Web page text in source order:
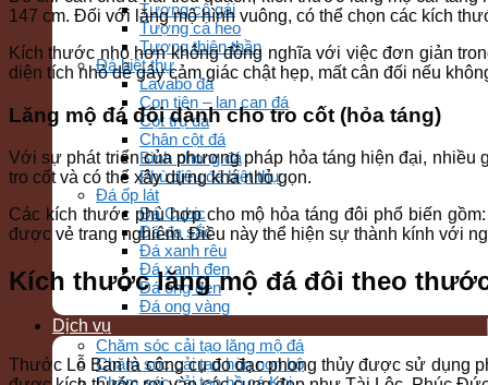
Tượng cô gái
Tượng cá heo
Tượng thiên thần
Đá biệt thự
Lavabo đá
Con tiện – lan can đá
Cột trụ đá
Chân cột đá
Bình phong đá
Phù điêu đá biệt thự
Đá ốp lát
Đá Cubic
Đá đa sắc
Đá xanh rêu
Đá xanh đen
Đá ong đen
Đá ong vàng
Dịch vụ
Chăm sóc cải tạo lăng mộ đá
Chăm sóc cải tạo hòn non bộ
147 cm. Đối với lăng mộ hình vuông, có thể chọn các kích
Kích thước nhỏ hơn không đồng nghĩa với việc đơn giản
diện tích nhỏ dễ gây cảm giác chật hẹp, mất cân đối nếu
Lăng mộ đá đôi dành cho tro cốt (hỏa táng)
Với sự phát triển của phương pháp hỏa táng hiện đại, nhiều
tro cốt và có thể xây dựng khá nhỏ gọn.
Các kích thước phù hợp cho mộ hỏa táng đôi phổ biến
được vẻ trang nghiêm. Điều này thể hiện sự thành kính với
Kích thước lăng mộ đá đôi theo
Thước Lỗ Ban là công cụ đo đạc phong thủy được sử dụng